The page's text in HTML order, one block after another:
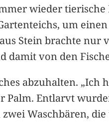
wieder tierische
um
Stein brachte nur
damit von den
abzuhalten. „Ich
Palm. Entlarvt
Waschbären,